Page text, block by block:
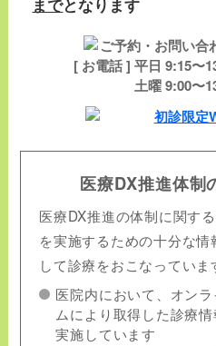
までとなります
[ お電話 ] 平日 9:15〜
土曜 9:00〜
医療DX推進体制
医療DX推進の体制に関す
を実施するための十分な
して診療をおこなっていま
医院内において、オン
ムにより取得した診療
実施しています